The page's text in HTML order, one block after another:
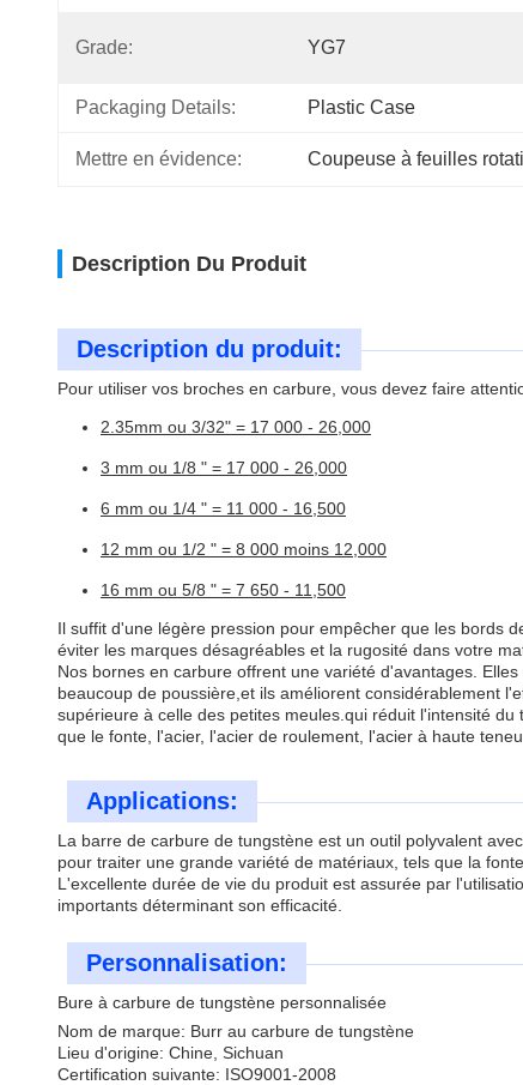
Grade: YG7
Packaging Details: Plastic Case
Mettre en évidence: Coupeuse à feuilles
Description Du Produit
Description du produit:
Pour utiliser vos broches en carbure, vous devez faire
2.35mm ou 3/32" = 17 000 - 26,000
3 mm ou 1/8 " = 17 000 - 26,000
6 mm ou 1/4 " = 11 000 - 16,500
12 mm ou 1/2 " = 8 000 moins 12,000
16 mm ou 5/8 " = 7 650 - 11,500
Il suffit d'une légère pression pour empêcher que les bords
éviter les marques désagréables et la rugosité dans votre
Nos bornes en carbure offrent une variété d'avantages.
beaucoup de poussière,et ils améliorent considérablement
supérieure à celle des petites meules.qui réduit l'intensité
que le fonte, l'acier, l'acier de roulement, l'acier à haute
Applications:
La barre de carbure de tungstène est un outil polyvalent
pour traiter une grande variété de matériaux, tels que la
L'excellente durée de vie du produit est assurée par
importants déterminant son efficacité.
Personnalisation:
Bure à carbure de tungstène personnalisée
Nom de marque: Burr au carbure de tungstène
Lieu d'origine: Chine, Sichuan
Certification suivante: ISO9001-2008